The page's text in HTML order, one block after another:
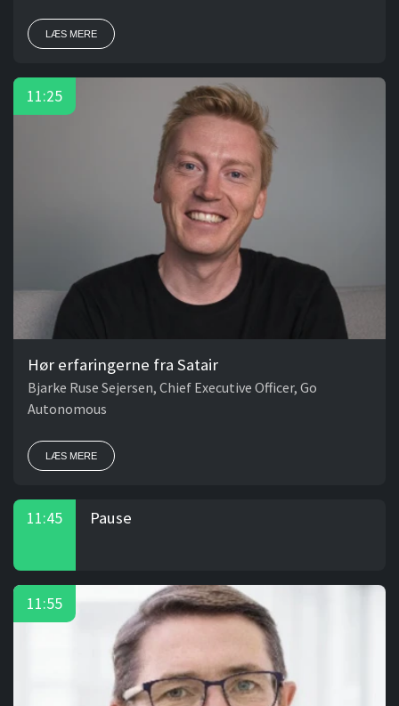
LÆS MERE
Hør erfaringerne fra Satair
Bjarke Ruse Sejersen, Chief Executive Officer, Go
Autonomous
LÆS MERE
11:25
11:45 Pause
11:55